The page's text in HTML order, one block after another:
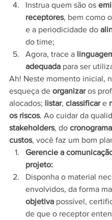
Instrua quem são os
receptores, bem como
e a periodicidade do
do time;
Agora, trace a
adequada para ser
Ah! Neste momento inicial,
esqueça de organizar os
alocados; listar, classificar e
os riscos. Ao cuidar da
stakeholders, do cronograma
custos, você faz um bom
Gerencie a
projeto:
Disponha o material
envolvidos, da forma
objetiva possível,
de que o receptor